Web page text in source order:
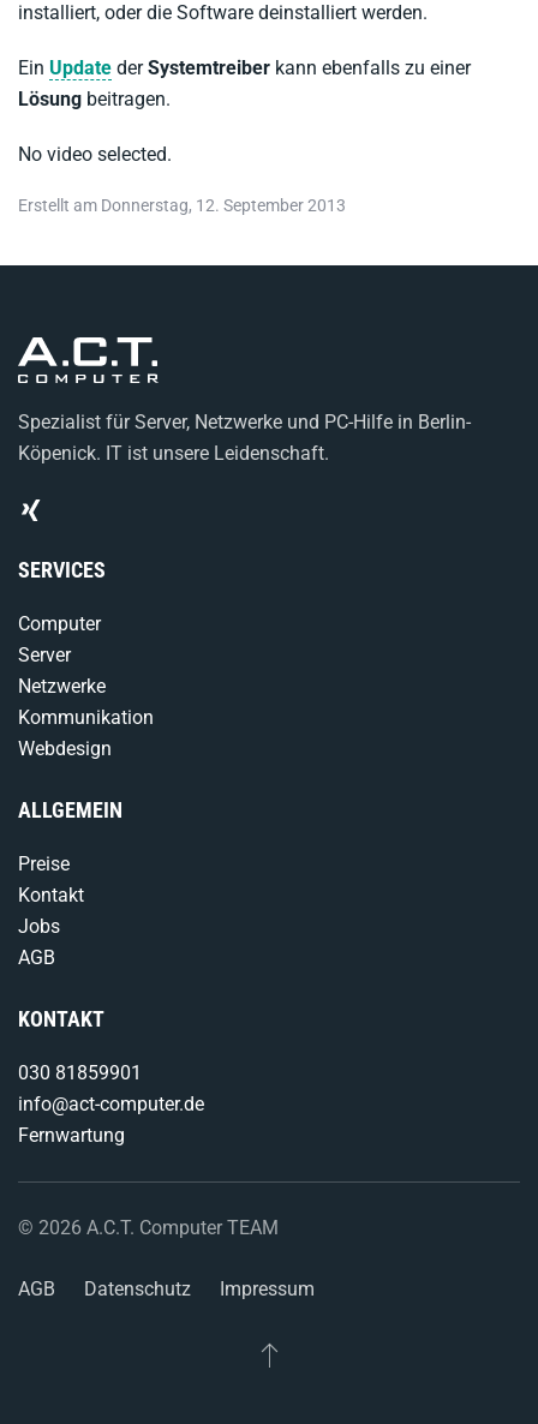
installiert, oder die Software deinstalliert werden.
Ein Update derSystemtreiber kann ebenfalls zu einer
Lösung beitragen.
No video selected.
Erstellt am Donnerstag, 12. September 2013
Spezialist für Server, Netzwerke und PC-Hilfe in Berlin-
Köpenick. IT ist unsere Leidenschaft.
SERVICES
Computer
Server
Netzwerke
Kommunikation
Webdesign
ALLGEMEIN
Preise
Kontakt
Jobs
AGB
KONTAKT
030 81859901
info@act-computer.de
Fernwartung
© 2026 A.C.T. Computer TEAM
AGB Datenschutz Impressum